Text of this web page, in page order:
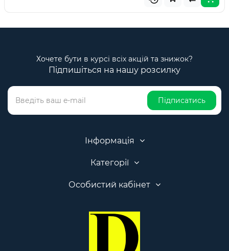
Хочете бути в курсі всіх акцій та знижок?
Підпишіться на нашу розсилку
Підписатись
Інформація
Категорії
Особистий кабінет